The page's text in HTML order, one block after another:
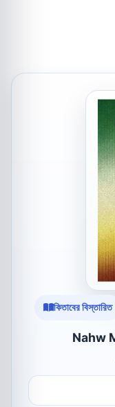
কিতাবের বিস্তারিত